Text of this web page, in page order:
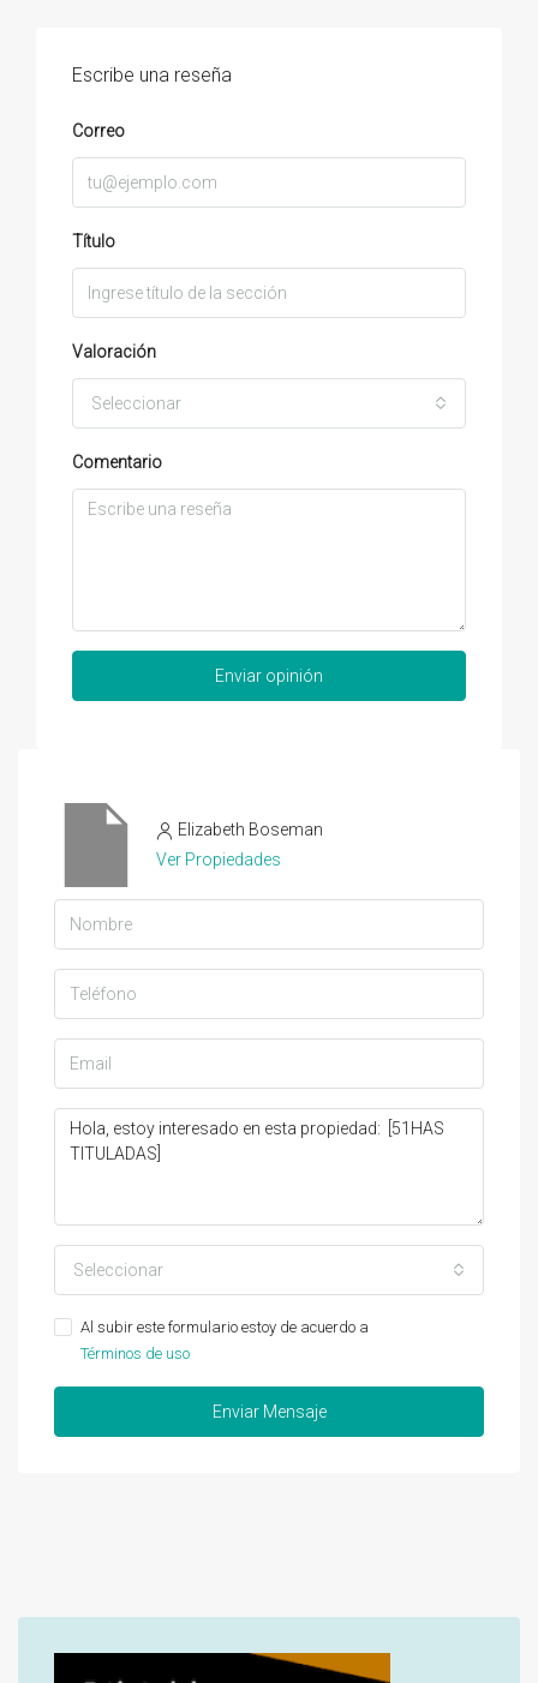
Escribe una reseña
Correo
Título
Valoración
Seleccionar
Comentario
Enviar opinión
Elizabeth Boseman
Ver Propiedades
Seleccionar
Al subir este formulario estoy de acuerdo a
Términos de uso
Enviar Mensaje